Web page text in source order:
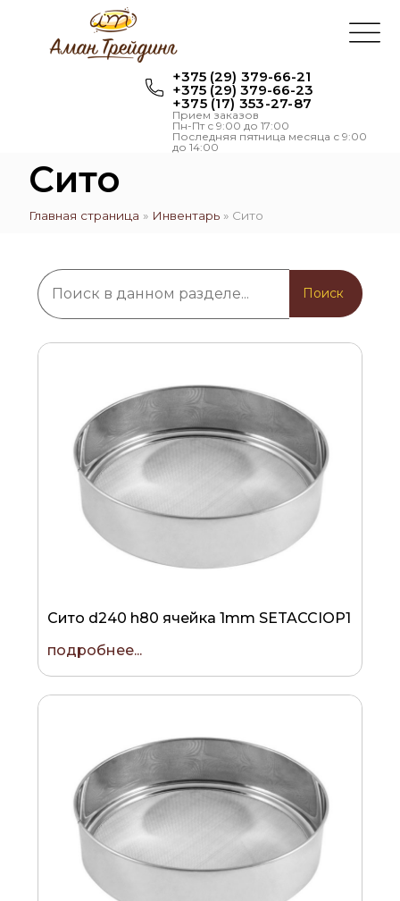
+375 (29) 379-66-21
+375 (29) 379-66-23
+375 (17) 353-27-87
Прием заказов
Пн-Пт с 9:00 до 17:00
Последняя пятница месяца с 9:00
до 14:00
Сито
Главная страница » Инвентарь » Сито
Поиск
Сито d240 h80 ячейка 1mm SETACCIOP1
подробнее...